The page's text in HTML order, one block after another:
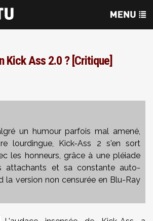
Kick Ass 2.0 ? [Critique]
un humour parfois mal amené,
lourdingue, Kick-Ass 2 s'en sort
les honneurs, grâce à une pléiade
attachants et sa constante auto-
la version non censurée en Blu-Ray